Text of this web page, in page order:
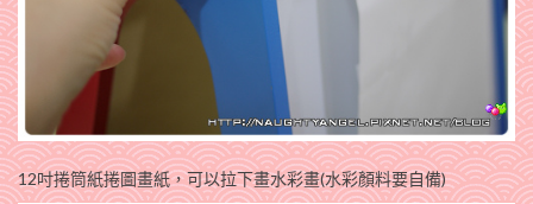
12吋捲筒紙捲圖畫紙，可以拉下畫水彩畫(水彩顏料要自備)